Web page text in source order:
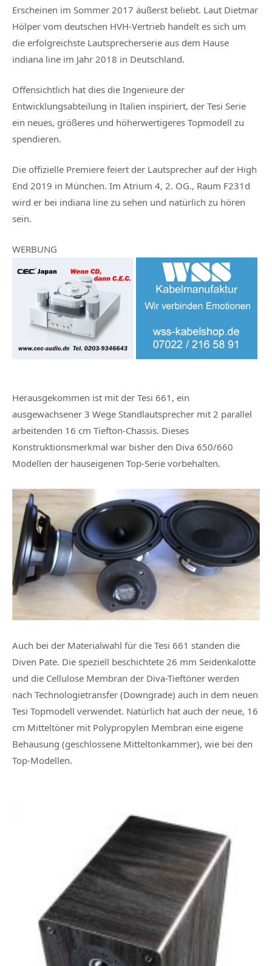
Erscheinen im Sommer 2017 äußerst beliebt. Laut Dietmar
Hölper vom deutschen HVH-Vertrieb handelt es sich um
die erfolgreichste Lautsprecherserie aus dem Hause
indiana line im Jahr 2018 in Deutschland.
Offensichtlich hat dies die Ingenieure der
Entwicklungsabteilung in Italien inspiriert, der Tesi Serie
ein neues, größeres und höherwertigeres Topmodell zu
spendieren.
Die offizielle Premiere feiert der Lautsprecher auf der High
End 2019 in München. Im Atrium 4, 2. OG., Raum F231d
wird er bei indiana line zu sehen und natürlich zu hören
sein.
WERBUNG
Herausgekommen ist mit der Tesi 661, ein
ausgewachsener 3 Wege Standlautsprecher mit 2 parallel
arbeitenden 16 cm Tiefton-Chassis. Dieses
Konstruktionsmerkmal war bisher den Diva 650/660
Modellen der hauseigenen Top-Serie vorbehalten.
Auch bei der Materialwahl für die Tesi 661 standen die
Diven Pate. Die speziell beschichtete 26 mm Seidenkalotte
und die Cellulose Membran der Diva-Tieftöner werden
nach Technologietransfer (Downgrade) auch in dem neuen
Tesi Topmodell verwendet. Natürlich hat auch der neue, 16
cm Mitteltöner mit Polypropylen Membran eine eigene
Behausung (geschlossene Mitteltonkammer), wie bei den
Top-Modellen.